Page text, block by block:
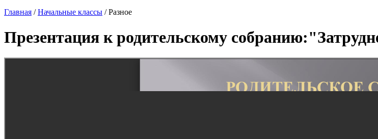
Главная /Начальные классы /Разное
Презентация к родительскому